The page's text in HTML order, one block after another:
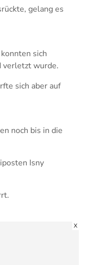
gelang es
sich
verletzt wurde.
sich aber auf
noch bis in die
Isny
X